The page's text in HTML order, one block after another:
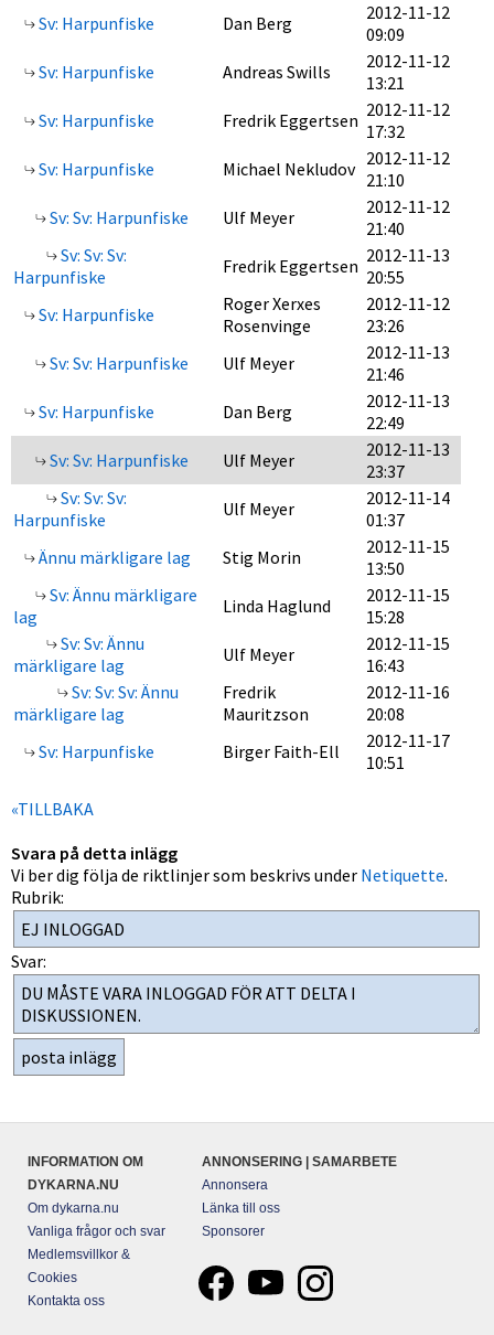
Sv: Harpunfiske
Dan Berg
2012-11-12
09:09
Sv: Harpunfiske
Andreas Swills
2012-11-12
13:21
Sv: Harpunfiske
Fredrik Eggertsen 2012-11-12
17:32
Sv: Harpunfiske
Michael Nekludov 2012-11-12
21:10
Sv: Sv: Harpunfiske
Ulf Meyer
2012-11-12
21:40
Sv: Sv: Sv:
Harpunfiske
Fredrik Eggertsen 2012-11-13
20:55
Sv: Harpunfiske
Roger Xerxes
Rosenvinge
2012-11-12
23:26
Sv: Sv: Harpunfiske
Ulf Meyer
2012-11-13
21:46
Sv: Harpunfiske
Dan Berg
2012-11-13
22:49
Sv: Sv: Harpunfiske
Ulf Meyer
2012-11-13
23:37
Sv: Sv: Sv:
Harpunfiske
Ulf Meyer
2012-11-14
01:37
Ännu märkligare lag
Stig Morin
2012-11-15
13:50
Sv: Ännu märkligare
lag
Linda Haglund
2012-11-15
15:28
Sv: Sv: Ännu
märkligare lag
Ulf Meyer
2012-11-15
16:43
Sv: Sv: Sv: Ännu
märkligare lag
Fredrik
Mauritzson
2012-11-16
20:08
Sv: Harpunfiske
Birger Faith-Ell
2012-11-17
10:51
«TILLBAKA
Svara på detta inlägg
Vi ber dig följa de riktlinjer som beskrivs under Netiquette.
Rubrik:
Svar:
INFORMATION OM
DYKARNA.NU
Om dykarna.nu
Vanliga frågor och svar
Medlemsvillkor &
Cookies
Kontakta oss
ANNONSERING | SAMARBETE
Annonsera
Länka till oss
Sponsorer